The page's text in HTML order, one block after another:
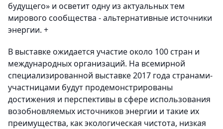
будущего» и осветит одну из актуальных тем
мирового сообщества - альтернативные источники
энергии. +
В выставке ожидается участие около 100 стран и
международных организаций. На всемирной
специализированной выставке 2017 года странами-
участницами будут продемонстрированы
достижения и перспективы в сфере использования
возобновляемых источников энергии и такие их
преимущества, как экологическая чистота, низкая